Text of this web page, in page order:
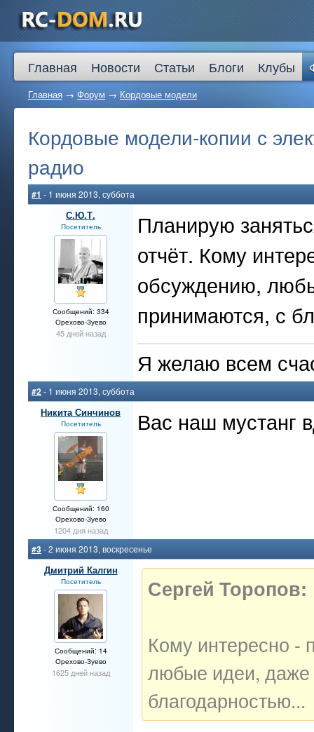
Главная Новости Статьи Блоги Клубы
Главная → Форум → Кордовые модели
Кордовые модели-копии с
радио
#1 - 1 июня 2013, суббота
С.Ю.Т.
Посетитель
Сообщений: 334
Орехово-Зуево
45 дней назад
Планирую
отчёт. Кому
обсуждению,
принимаются, с
Я желаю всем
#2- 1 июня 2013, суббота
Никита Синчинов
Посетитель
Сообщений: 160
Орехово-Зуево
1204 дня назад
Вас наш мустанг
#3- 2 июня 2013, воскресенье
Дмитрий Калгин
Посетитель
Сообщений: 14
Орехово-Зуево
1625 дней назад
Сергей Торопов:
Кому интересно -
любые идеи, даже
благодарностью...